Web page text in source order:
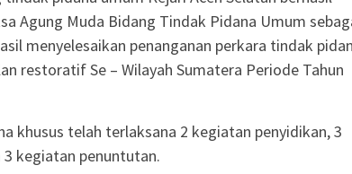
Agung Muda Bidang Tindak Pidana Umum
menyelesaikan penanganan perkara tindak
restoratif Se – Wilayah Sumatera Periode Tahun
khusus telah terlaksana 2 kegiatan penyidikan, 3
kegiatan penuntutan.